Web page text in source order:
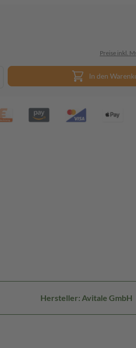
Preise inkl.
In den
Hersteller: Avitale GmbH